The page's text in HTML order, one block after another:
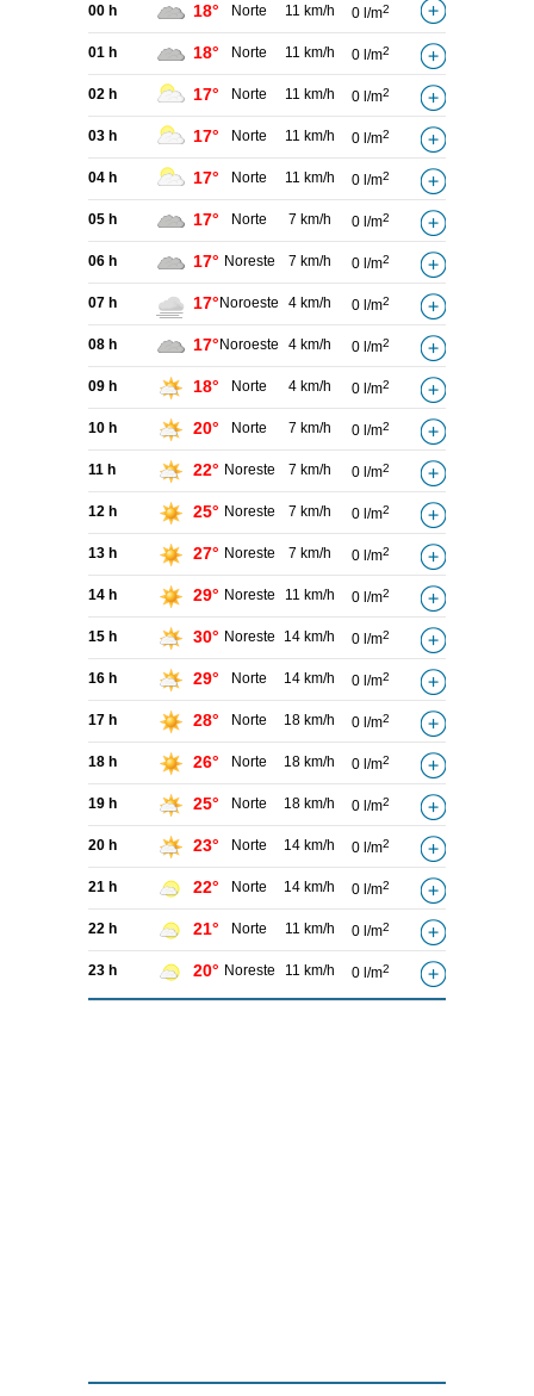
00 h 18° Norte 11 km/h 0 l/m2
01 h 18° Norte 11 km/h 0 l/m2
02 h 17° Norte 11 km/h 0 l/m2
03 h 17° Norte 11 km/h 0 l/m2
04 h 17° Norte 11 km/h 0 l/m2
05 h 17° Norte 7 km/h 0 l/m2
06 h 17° Noreste 7 km/h 0 l/m2
07 h 17° Noroeste 4 km/h 0 l/m2
08 h 17° Noroeste 4 km/h 0 l/m2
09 h 18° Norte 4 km/h 0 l/m2
10 h 20° Norte 7 km/h 0 l/m2
11 h 22° Noreste 7 km/h 0 l/m2
12 h 25° Noreste 7 km/h 0 l/m2
13 h 27° Noreste 7 km/h 0 l/m2
14 h 29° Noreste 11 km/h 0 l/m2
15 h 30° Noreste 14 km/h 0 l/m2
16 h 29° Norte 14 km/h 0 l/m2
17 h 28° Norte 18 km/h 0 l/m2
18 h 26° Norte 18 km/h 0 l/m2
19 h 25° Norte 18 km/h 0 l/m2
20 h 23° Norte 14 km/h 0 l/m2
21 h 22° Norte 14 km/h 0 l/m2
22 h 21° Norte 11 km/h 0 l/m2
23 h 20° Noreste 11 km/h 0 l/m2